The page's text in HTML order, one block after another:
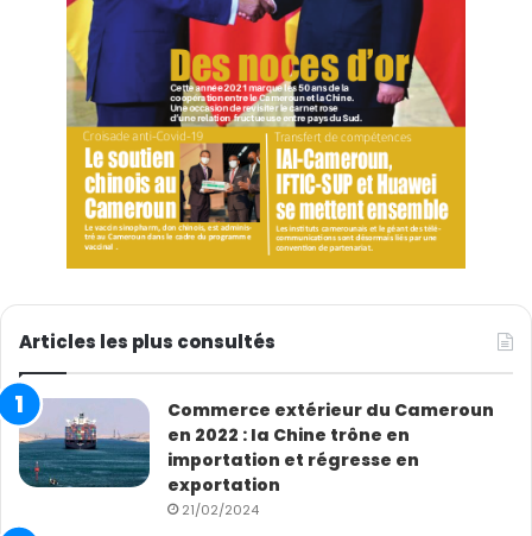
Articles les plus consultés
Commerce extérieur du Cameroun
en 2022 : la Chine trône en
importation et régresse en
exportation
21/02/2024